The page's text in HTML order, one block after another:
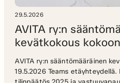
AVITA ry:n
kevätkokous
29.5.2026
AVITA ry:n sääntömääräinen
19.5.2026 Teams etäyhteydellä.